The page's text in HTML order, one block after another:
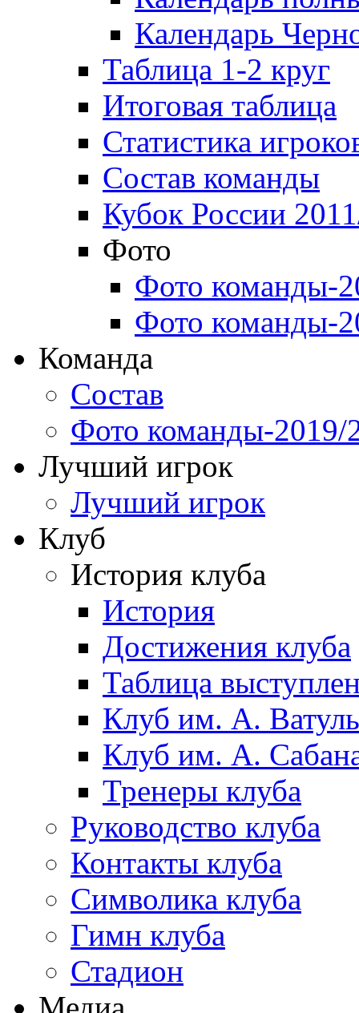
Календарь
Таблица 1-2 круг
Итоговая таблица
Статистика
Состав команды
Кубок России
Фото
Фото команды-
Фото команды-
Команда
Состав
Фото команды-2019/
Лучший игрок
Лучший игрок
Клуб
История клуба
История
Достижения клуба
Таблица
Клуб им. А.
Клуб им. А.
Тренеры клуба
Руководство клуба
Контакты клуба
Символика клуба
Гимн клуба
Стадион